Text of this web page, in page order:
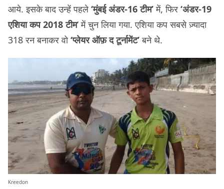
आये. इसके बाद उन्हें पहले ‘मुंबई अंडर-16 टीम’में, फिर ‘अंडर-19
एशिया कप 2018 टीम‘ में चुन लिया गया. एशिया कप सबसे ज़्यादा
318 रन बनाकर वो‘प्लेयर ऑफ़ द टूर्नामेंट’बने थे.
Kreedon